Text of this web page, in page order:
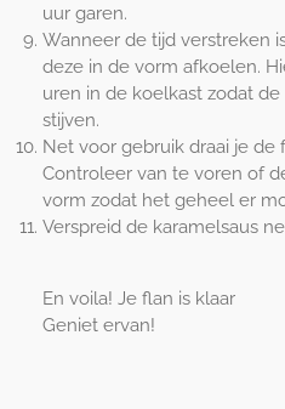
uur garen.
Wanneer de tijd verstreken
deze in de vorm afkoelen.
uren in de koelkast zodat
stijven.
Net voor gebruik draai je de
Controleer van te voren of
vorm zodat het geheel er
Verspreid de karamelsaus
En voila! Je flan is klaar
Geniet ervan!